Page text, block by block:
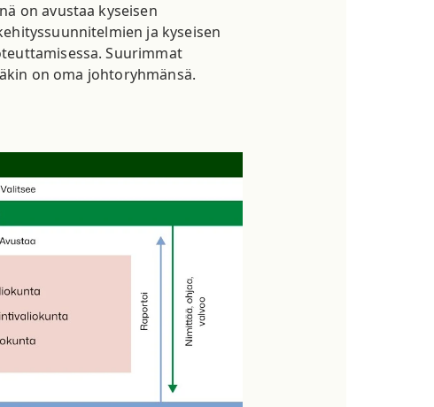
on avustaa kyseisen
ja kyseisen
Suurimmat
on oma johtoryhmänsä.